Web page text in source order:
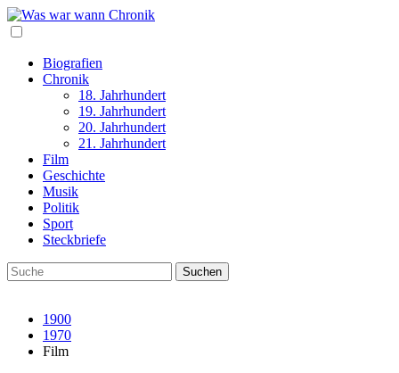
Biografien
Chronik
18. Jahrhundert
19. Jahrhundert
20. Jahrhundert
21. Jahrhundert
Film
Geschichte
Musik
Politik
Sport
Steckbriefe
1900
1970
Film